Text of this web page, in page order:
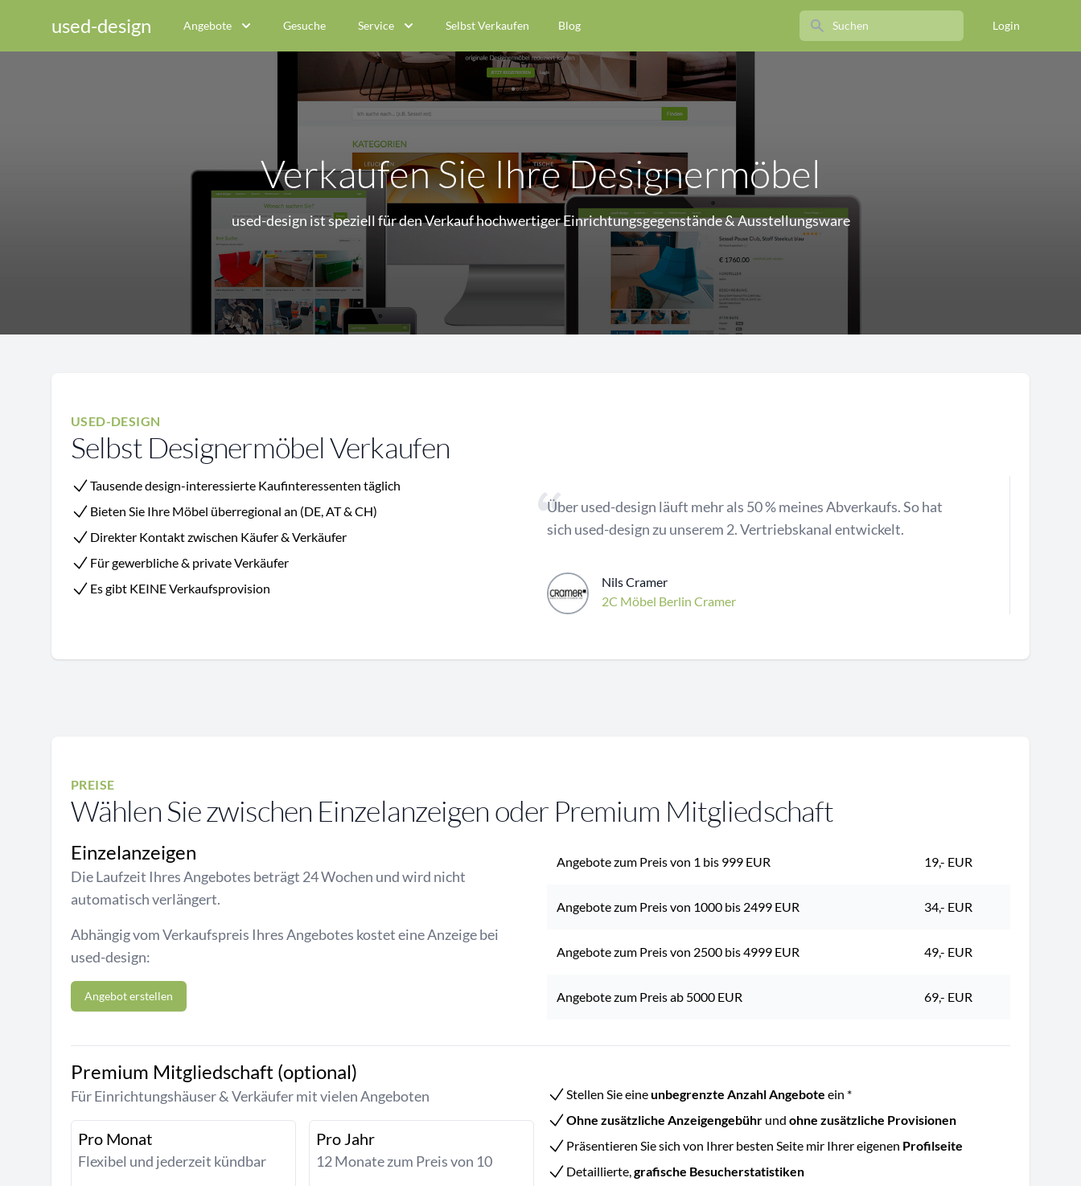
used-design Angebote Gesuche Service Selbst Verkaufen Blog Search Login
Verkaufen Sie Ihre Designermöbel
used-design ist speziell für den Verkauf hochwertiger Einrichtungsgegenstände & Ausstellungsware
USED-DESIGN
Selbst Designermöbel Verkaufen
Tausende design-interessierte Kaufinteressenten täglich
Bieten Sie Ihre Möbel überregional an (DE, AT & CH)
Direkter Kontakt zwischen Käufer & Verkäufer
Für gewerbliche & private Verkäufer
Es gibt KEINE Verkaufsprovision
Über used-design läuft mehr als 50 % meines Abverkaufs. So hat
sich used-design zu unserem 2. Vertriebskanal entwickelt.
Nils Cramer
2C Möbel Berlin Cramer
PREISE
Wählen Sie zwischen Einzelanzeigen oder Premium Mitgliedschaft
Einzelanzeigen
Die Laufzeit Ihres Angebotes beträgt 24 Wochen und wird nicht
automatisch verlängert.
Abhängig vom Verkaufspreis Ihres Angebotes kostet eine Anzeige bei
used-design:
Angebot erstellen
Angebote zum Preis von 1 bis 999 EUR 19,- EUR
Angebote zum Preis von 1000 bis 2499 EUR 34,- EUR
Angebote zum Preis von 2500 bis 4999 EUR 49,- EUR
Angebote zum Preis ab 5000 EUR 69,- EUR
Premium Mitgliedschaft (optional)
Für Einrichtungshäuser & Verkäufer mit vielen Angeboten
Pro Monat
Flexibel und jederzeit kündbar
Pro Jahr
12 Monate zum Preis von 10
Stellen Sie eineunbegrenzte Anzahl Angebote ein *
Ohne zusätzliche Anzeigengebühr und ohne zusätzliche Provisionen
Präsentieren Sie sich von Ihrer besten Seite mir Ihrer eigenen Profilseite
Detaillierte,grafische Besucherstatistiken